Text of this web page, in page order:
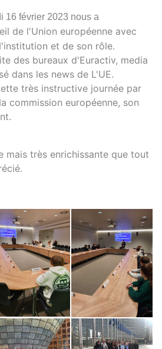
16 février 2023 nous a
de l'Union européenne avec
et de son rôle.
des bureaux d'Euractiv, media
dans les news de L'UE.
très instructive journée par
commission européenne, son
mais très enrichissante que tout